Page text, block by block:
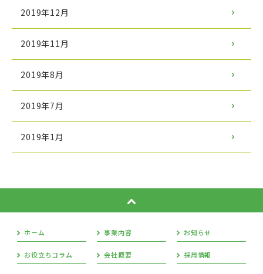
2019年12月
2019年11月
2019年8月
2019年7月
2019年1月
ホーム 事業内容 お知らせ
お役立ちコラム 会社概要 採用情報